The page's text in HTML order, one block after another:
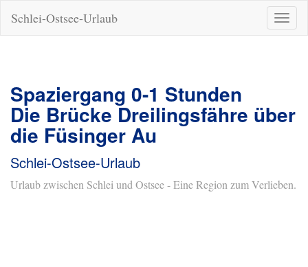
ein-/
Schlei-Ostsee-Urlaub
Spaziergang 0-1 Stunden
Die Brücke Dreilingsfähre über
die Füsinger Au
Schlei-Ostsee-Urlaub
Urlaub zwischen Schlei und Ostsee - Eine Region zum Verlieben.